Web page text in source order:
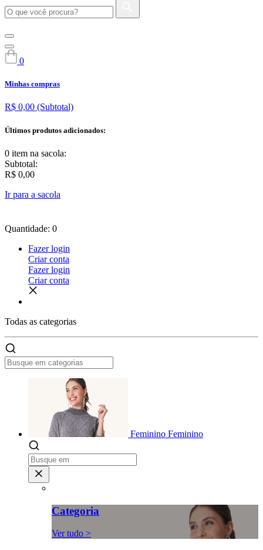
0
Minhas compras
R$ 0,00 (Subtotal)
Últimos produtos adicionados:
0 item na sacola:
Subtotal:
R$ 0,00
Ir para a sacola
Quantidade: 0
Fazer login
Criar conta
Fazer login
Criar conta
Todas as categorias
Feminino Feminino
Categoria
Ver tudo >